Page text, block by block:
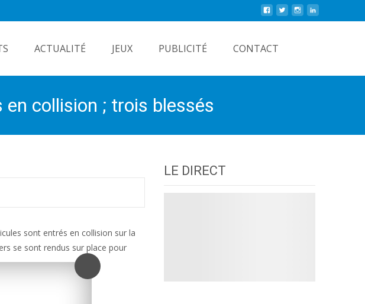
ACTUALITÉ JEUX PUBLICITÉ CONTACT
collision ; trois blessés
sont entrés en collision sur la
se sont rendus sur place pour
LE DIRECT